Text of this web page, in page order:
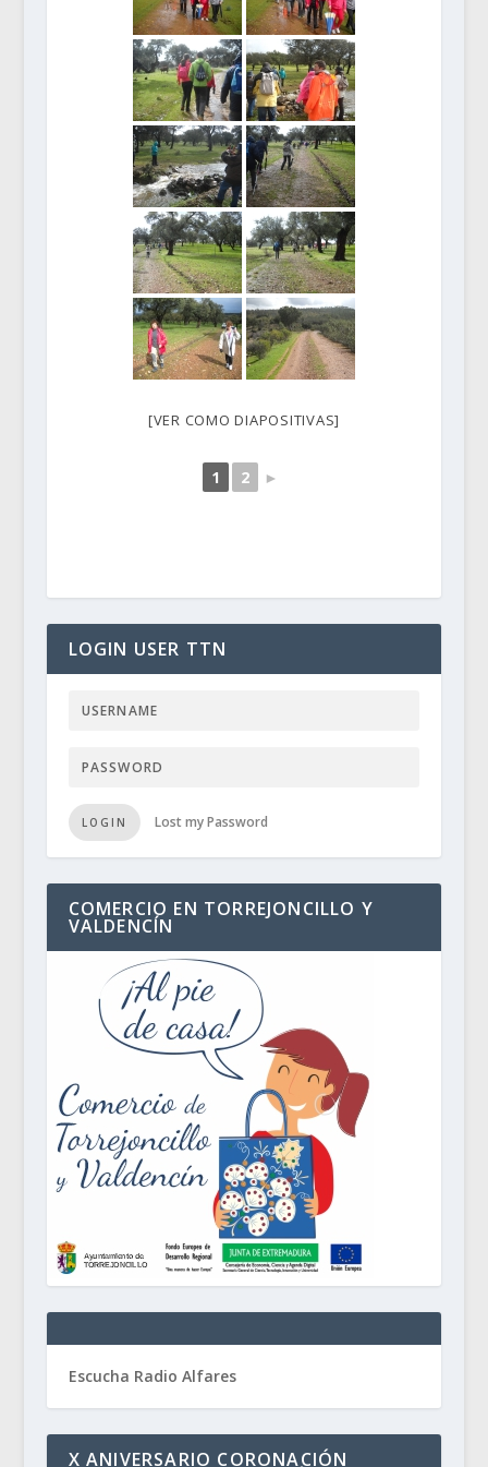
[VER COMO DIAPOSITIVAS]
1 2 ►
LOGIN USER TTN
LOGIN Lost my Password
COMERCIO EN TORREJONCILLO Y
VALDENCÍN
Escucha Radio Alfares
X ANIVERSARIO CORONACIÓN